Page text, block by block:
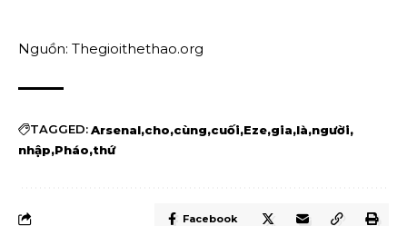
Nguồn: Thegioithethao.org
TAGGED:Arsenal cho cùng cuối Eze gia là người
nhập Pháo thứ
Facebook